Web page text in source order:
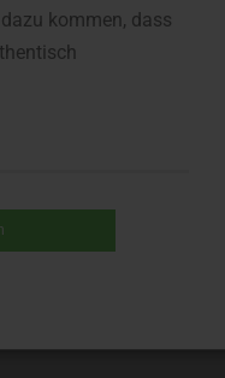
kommen, dass